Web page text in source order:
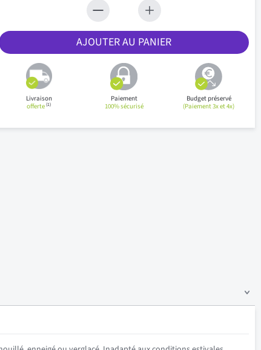
AJOUTER AU PANIER
Livraison
offerte(1)
Paiement
100% sécurisé
Budget préservé
(Paiement 3x et 4x)